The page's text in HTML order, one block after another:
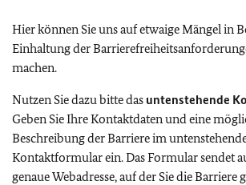
Hier können Sie uns auf etwaige Mängel in
Einhaltung der
machen.
Nutzen Sie dazu bitte das untenstehende
Geben Sie Ihre Kontaktdaten und eine
Beschreibung der Barriere im
Kontaktformular ein. Das Formular sendet
genaue Webadresse, auf der Sie die Barriere